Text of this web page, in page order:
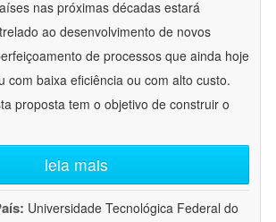
nas próximas décadas estará
ao desenvolvimento de novos
de processos que ainda hoje
com baixa eficiência ou com alto custo.
proposta tem o objetivo de construir o
leia mais
Universidade Tecnológica Federal do